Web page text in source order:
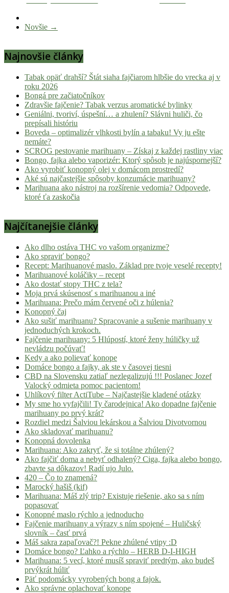
Novšie →
Najnovšie články
Tabak opäť drahší? Štát siaha fajčiarom hlbšie do vrecka aj v
roku 2026
Bongá pre začiatočníkov
Zdravšie fajčenie? Tabak verzus aromatické bylinky
Geniálni, tvoriví, úspešní… a zhulení? Slávni huliči, čo
prepísali históriu
Boveda – optimalizér vlhkosti bylín a tabaku! Vy ju ešte
nemáte?
SCROG pestovanie marihuany – Získaj z každej rastliny viac
Bongo, fajka alebo vaporizér: Ktorý spôsob je najúspornejší?
Ako vyrobiť konopný olej v domácom prostredí?
Aké sú najčastejšie spôsoby konzumácie marihuany?
Marihuana ako nástroj na rozšírenie vedomia? Odpovede,
ktoré ťa zaskočia
Najčítanejšie články
Ako dlho ostáva THC vo vašom organizme?
Ako spraviť bongo?
Recept: Marihuanové maslo. Základ pre tvoje veselé recepty!
Marihuanové koláčiky – recept
Ako dostať stopy THC z tela?
Moja prvá skúsenosť s marihuanou a iné
Marihuana: Prečo mám červené oči z húlenia?
Konopný čaj
Ako sušiť marihuanu? Spracovanie a sušenie marihuany v
jednoduchých krokoch.
Fajčenie marihuany: 5 Hlúpostí, ktoré ženy húličky už
nevládzu počúvať!
Kedy a ako polievať konope
Domáce bongo a fajky, ak ste v časovej tiesni
CBD na Slovensku zatiaľ nezlegalizujú !!! Poslanec Jozef
Valocký odmieta pomoc pacientom!
Uhlíkový filter ActiTube – Najčastejšie kladené otázky
My sme ho vyfajčili! Ty čarodejnica! Ako dopadne fajčenie
marihuany po prvý krát?
Rozdiel medzi Šalviou lekárskou a Šalviou Divotvornou
Ako skladovať marihuanu?
Konopná dovolenka
Marihuana: Ako zakryť, že si totálne zhúlený?
Ako fajčiť doma a nebyť odhalený? Ciga, fajka alebo bongo,
zbavte sa dôkazov! Radí ujo Julo.
420 – Čo to znamená?
Marocký hašiš (kif)
Marihuana: Máš zlý trip? Existuje riešenie, ako sa s ním
popasovať
Konopné maslo rýchlo a jednoducho
Fajčenie marihuany a výrazy s ním spojené – Huličský
slovník – časť prvá
Máš sakra zapaľovač?! Pekne zhúlené vtipy :D
Domáce bongo? Ľahko a rýchlo – HERB D-I-HIGH
Marihuana: 5 vecí, ktoré musíš spraviť predtým, ako budeš
prvýkrát húliť
Päť podomácky vyrobených bong a fajok.
Ako správne oplachovať konope